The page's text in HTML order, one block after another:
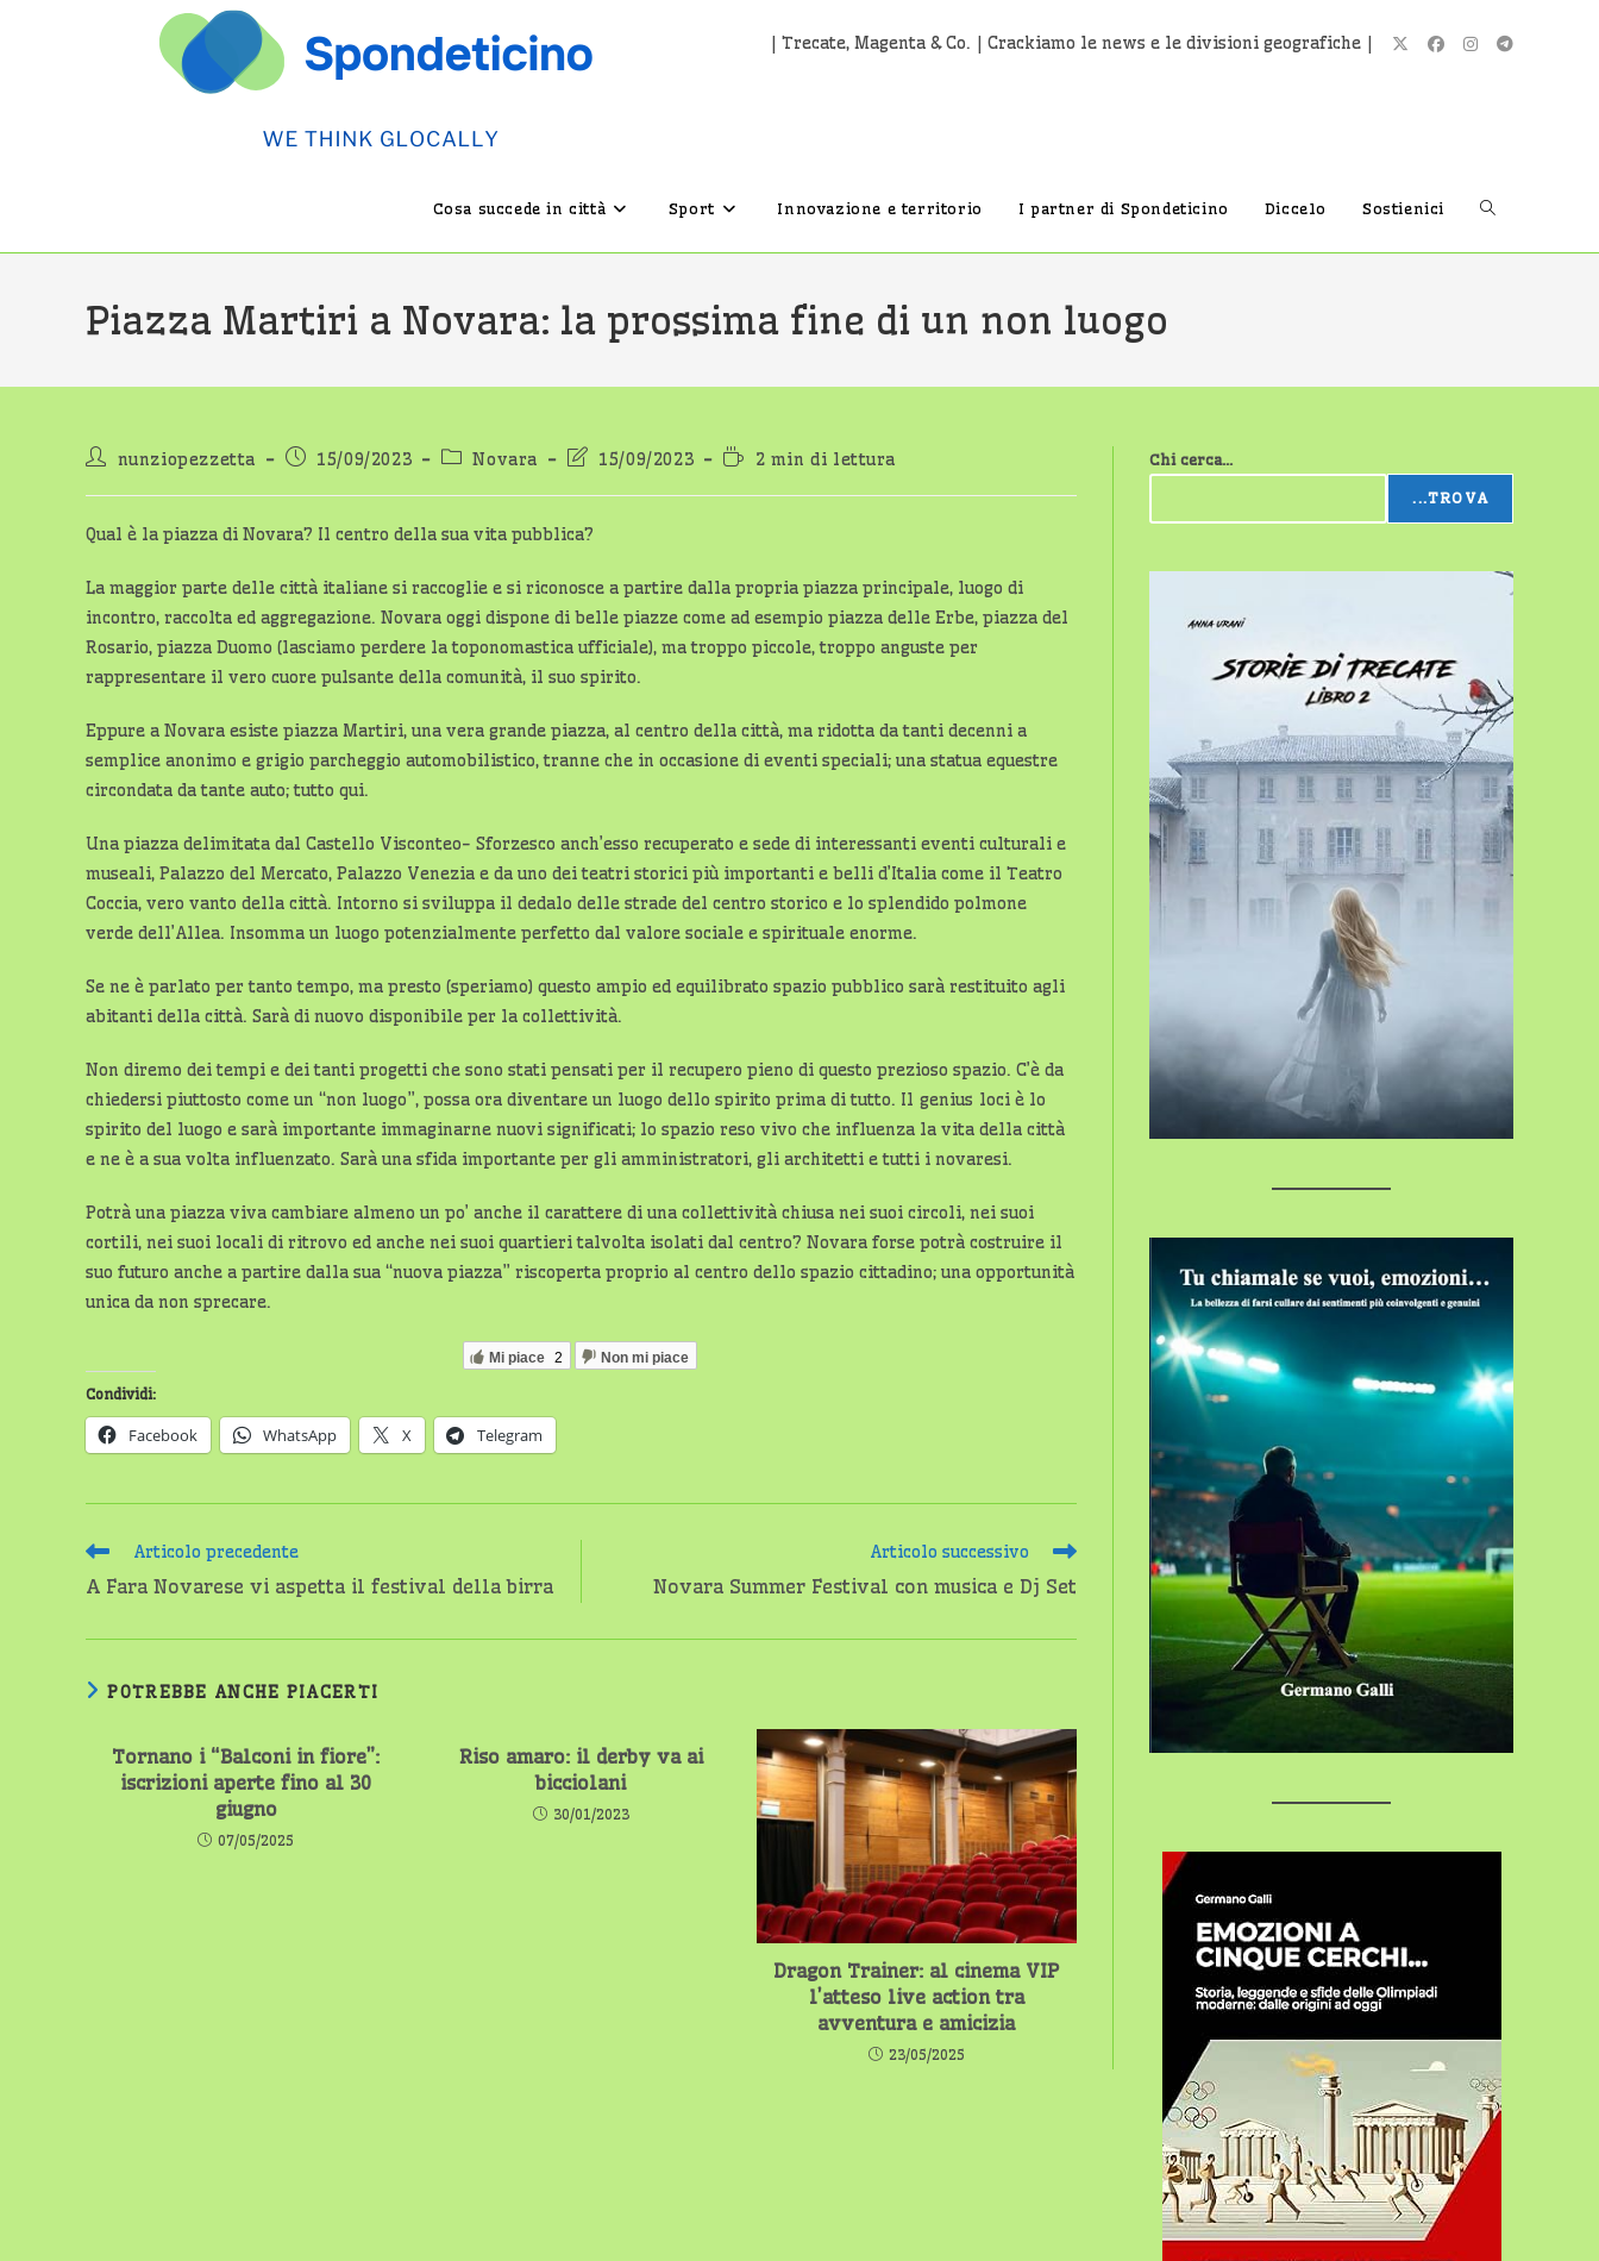
| Trecate, Magenta & Co. | Crackiamo le news e le divisioni geografiche |
Cosa succede in città Sport Innovazione e territorio I partner di Spondeticino Diccelo Sostienici Attiva/
ricerca
sul
Piazza Martiri a Novara: la prossima fine di un non luogo
Autorenunziopezzetta
Articolo
15/09/2023
Categoria
Novara
Ultima
dell'articolo:
15/09/2023
Tempo
lettura:
2 min di lettura
Qual è la piazza di Novara? Il centro della sua vita pubblica?
La maggior parte delle città italiane si raccoglie e si riconosce a partire dalla propria piazza principale, luogo di
incontro, raccolta ed aggregazione. Novara oggi dispone di belle piazze come ad esempio piazza delle Erbe, piazza del
Rosario, piazza Duomo (lasciamo perdere la toponomastica ufficiale), ma troppo piccole, troppo anguste per
rappresentare il vero cuore pulsante della comunità, il suo spirito.
Eppure a Novara esiste piazza Martiri, una vera grande piazza, al centro della città, ma ridotta da tanti decenni a
semplice anonimo e grigio parcheggio automobilistico, tranne che in occasione di eventi speciali; una statua equestre
circondata da tante auto; tutto qui.
Una piazza delimitata dal Castello Visconteo- Sforzesco anch’esso recuperato e sede di interessanti eventi culturali e
museali, Palazzo del Mercato, Palazzo Venezia e da uno dei teatri storici più importanti e belli d’Italia come il Teatro
Coccia, vero vanto della città. Intorno si sviluppa il dedalo delle strade del centro storico e lo splendido polmone
verde dell’Allea. Insomma un luogo potenzialmente perfetto dal valore sociale e spirituale enorme.
Se ne è parlato per tanto tempo, ma presto (speriamo) questo ampio ed equilibrato spazio pubblico sarà restituito agli
abitanti della città. Sarà di nuovo disponibile per la collettività.
Non diremo dei tempi e dei tanti progetti che sono stati pensati per il recupero pieno di questo prezioso spazio. C’è da
chiedersi piuttosto come un “non luogo”, possa ora diventare un luogo dello spirito prima di tutto. Il genius loci è lo
spirito del luogo e sarà importante immaginarne nuovi significati; lo spazio reso vivo che influenza la vita della città
e ne è a sua volta influenzato. Sarà una sfida importante per gli amministratori, gli architetti e tutti i novaresi.
Potrà una piazza viva cambiare almeno un po’ anche il carattere di una collettività chiusa nei suoi circoli, nei suoi
cortili, nei suoi locali di ritrovo ed anche nei suoi quartieri talvolta isolati dal centro? Novara forse potrà costruire il
suo futuro anche a partire dalla sua “nuova piazza” riscoperta proprio al centro dello spazio cittadino; una opportunità
unica da non sprecare.
Mi piace 2 Non mi piace
Condividi:
Facebook WhatsApp X Telegram
Leggi
articoli
Articolo precedente
A Fara Novarese vi aspetta il festival della birra
Articolo successivo
Novara Summer Festival con musica e Dj Set
POTREBBE ANCHE PIACERTI
Tornano i “Balconi in fiore”:
iscrizioni aperte fino al 30
giugno
07/05/2025
Riso amaro: il derby va ai
bicciolani
30/01/2023
Dragon Trainer: al cinema VIP
l’atteso live action tra
avventura e amicizia
23/05/2025
Chi cerca...
...TROVA